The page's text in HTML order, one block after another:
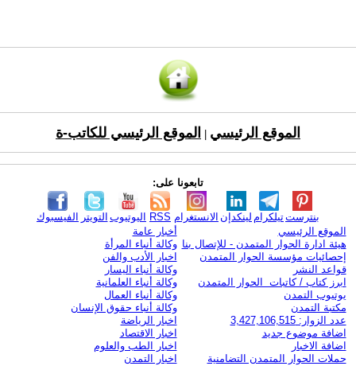
الموقع الرئيسي الموقع الرئيسي للكاتب-ة
تابعونا على:
الفيسبوك التويتر اليوتيوب RSS الانستغرام لينكدإن تيلكرامبنترست
الموقع الرئيسي
هيئة ادارة الحوار المتمدن - للإتصال بنا
إحصائيات مؤسسة الحوار المتمدن
قواعد النشر
ابرز كتاب / كاتبات الحوار المتمدن
يوتيوب التمدن
مكتبة التمدن
عدد الزوار: 3,427,106,515
اضافة موضوع جديد
اضافة الاخبار
حملات الحوار المتمدن التضامنية
أخبار عامة
وكالة أنباء المرأة
اخبار الأدب والفن
وكالة أنباء اليسار
وكالة أنباء العلمانية
وكالة أنباء العمال
وكالة أنباء حقوق الإنسان
اخبار الرياضة
اخبار الاقتصاد
اخبار الطب والعلوم
اخبار التمدن